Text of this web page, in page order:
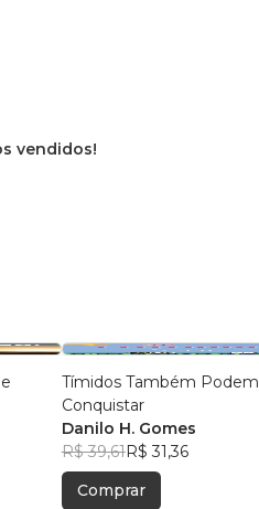
vendidos!
Tímidos Também Podem
Conquistar
Danilo H. Gomes
R$ 39,61R$ 31,36
Comprar